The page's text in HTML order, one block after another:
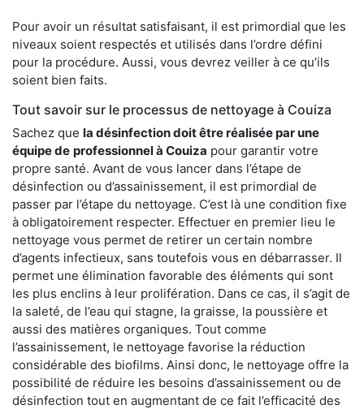
Pour avoir un résultat satisfaisant, il est primordial que les
niveaux soient respectés et utilisés dans l’ordre défini
pour la procédure. Aussi, vous devrez veiller à ce qu’ils
soient bien faits.
Tout savoir sur le processus de nettoyage à Couiza
Sachez que la désinfection doit être réalisée par une
équipe de professionnel à Couiza pour garantir votre
propre santé. Avant de vous lancer dans l’étape de
désinfection ou d’assainissement, il est primordial de
passer par l’étape du nettoyage. C’est là une condition fixe
à obligatoirement respecter. Effectuer en premier lieu le
nettoyage vous permet de retirer un certain nombre
d’agents infectieux, sans toutefois vous en débarrasser. Il
permet une élimination favorable des éléments qui sont
les plus enclins à leur prolifération. Dans ce cas, il s’agit de
la saleté, de l’eau qui stagne, la graisse, la poussière et
aussi des matières organiques. Tout comme
l’assainissement, le nettoyage favorise la réduction
considérable des biofilms. Ainsi donc, le nettoyage offre la
possibilité de réduire les besoins d’assainissement ou de
désinfection tout en augmentant de ce fait l’efficacité des